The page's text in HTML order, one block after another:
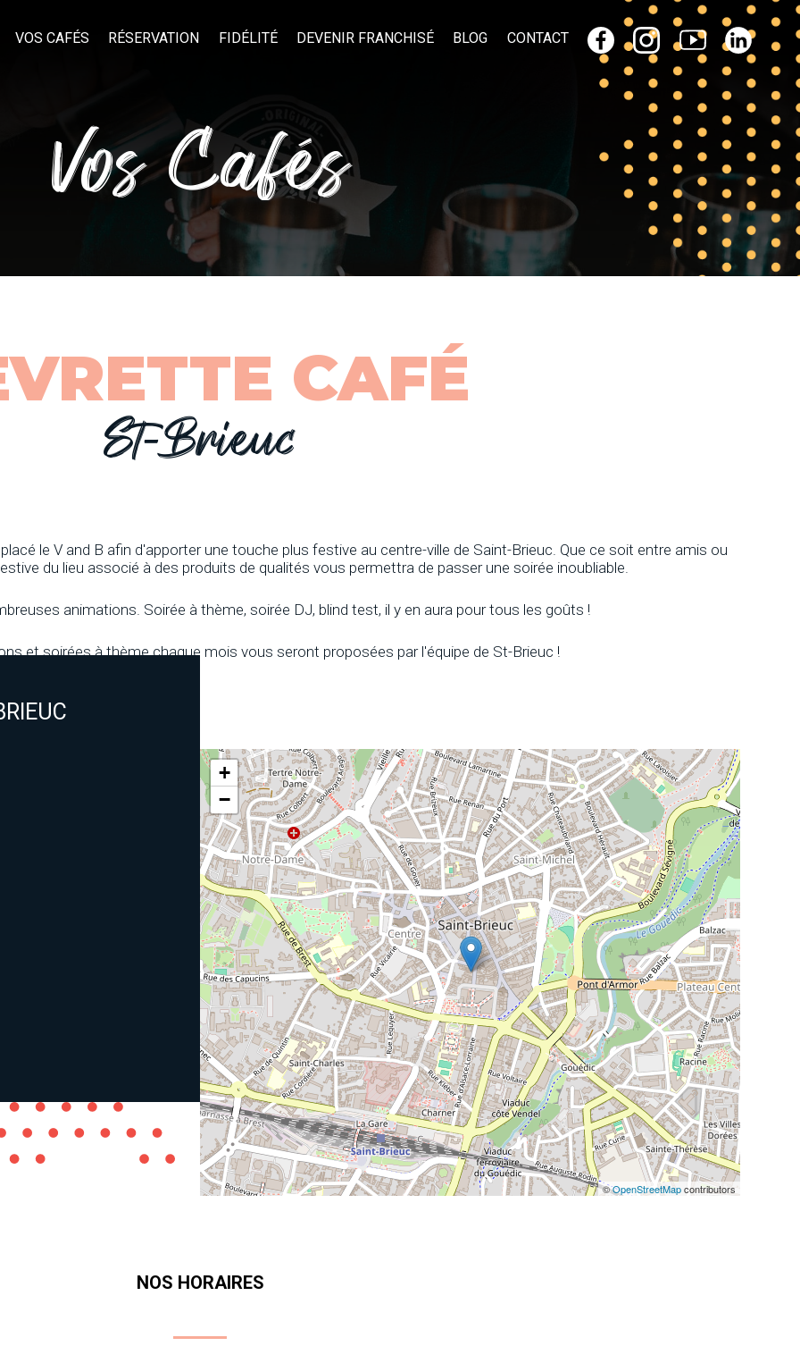
VOS CAFÉS RÉSERVATION FIDÉLITÉ DEVENIR FRANCHISÉ BLOG CONTACT
Vos Cafés
CAFÉ
St-Brieuc
le V and B afin d'apporter une touche plus festive au centre-ville de Saint-Brieuc. Que ce soit entre amis ou
du lieu associé à des produits de qualités vous permettra de passer une soirée inoubliable.
animations. Soirée à thème, soirée DJ, blind test, il y en aura pour tous les goûts !
et soirées à thème chaque mois vous seront proposées par l'équipe de St-Brieuc !
+
−
©OpenStreetMapcontributors
NOS HORAIRES